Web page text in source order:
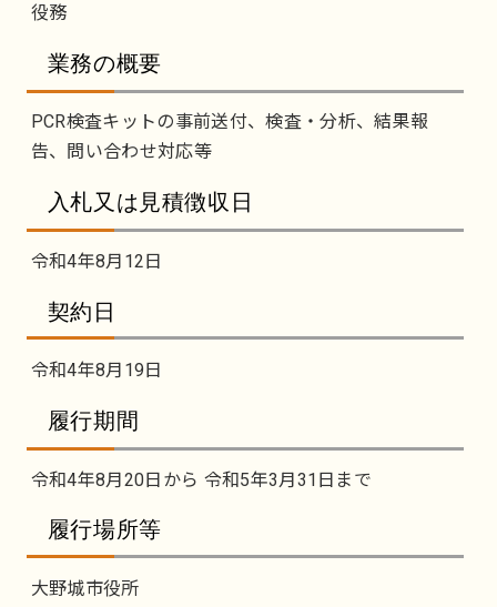
役務
業務の概要
PCR検査キットの事前送付、検査・分析、結果報
告、問い合わせ対応等
入札又は見積徴収日
令和4年8月12日
契約日
令和4年8月19日
履行期間
令和4年8月20日から 令和5年3月31日まで
履行場所等
大野城市役所